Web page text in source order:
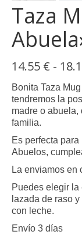
Taza
14.55 € -
Bonita Taza
tendremos la
madre o abuela,
familia.
Es perfecta
Abuelos,
La enviamos en
Puedes elegir la
lazada de raso
con leche.
Envío 3 días